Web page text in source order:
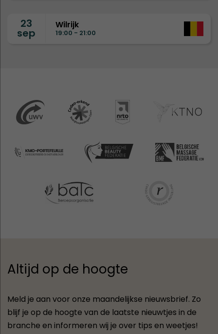
23
sep
Wilrijk
19:00 - 21:00
Altijd op de hoogte
Meld je aan voor onze maandelijkse nieuwsbrief. Zo
blijf je op de hoogte van de laatste nieuwtjes in de
branche en informeren wij je over tips en weetjes!